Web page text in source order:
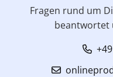
Fragen rund um
beantwortet